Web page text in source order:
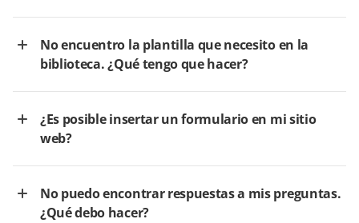
No encuentro la plantilla que necesito en la
biblioteca. ¿Qué tengo que hacer?
¿Es posible insertar un formulario en mi sitio
web?
No puedo encontrar respuestas a mis preguntas.
¿Qué debo hacer?